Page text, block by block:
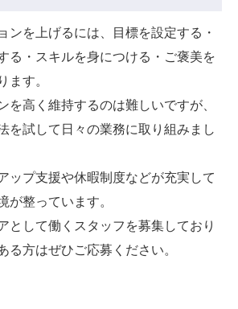
ンを上げるには、目標を設定する・
る・スキルを身につける・ご褒美を
す。
を高く維持するのは難しいですが、
を試して日々の業務に取り組みまし
ップ支援や休暇制度などが充実して
整っています。
として働くスタッフを募集しており
る方はぜひご応募ください。